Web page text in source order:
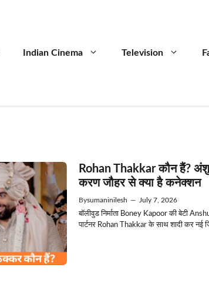
Indian Cinema Television
Rohan Thakkar कौन हैं?
करण जौहर से क्या है कनेक्शन
Bysumaninilesh — July 7, 2026
बॉलीवुड निर्माता Boney Kapoor की बेटी
पार्टनर Rohan Thakkar के साथ शादी कर नई